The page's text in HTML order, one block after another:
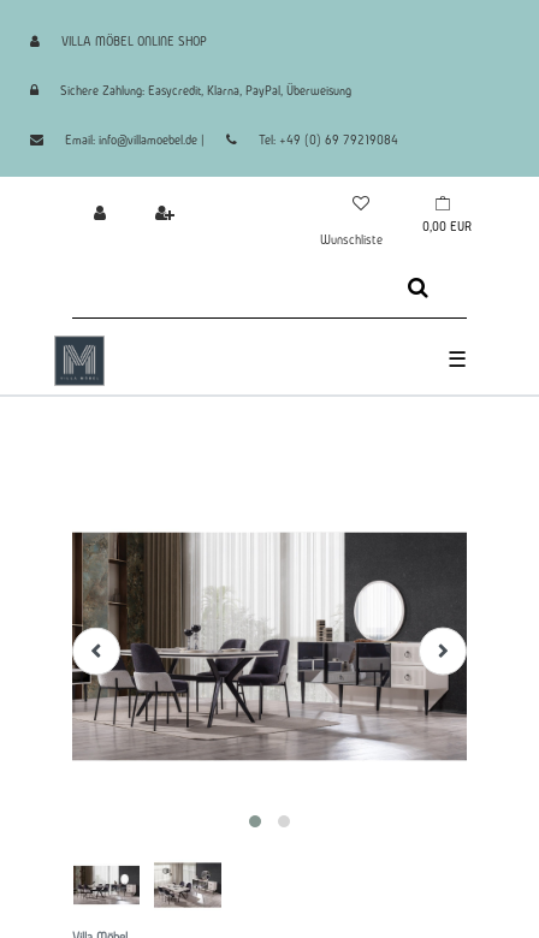
VILLA MÖBEL ONLINE SHOP
Sichere Zahlung: Easycredit, Klarna, PayPal, Überweisung
Email: info@villamoebel.de | Tel: +49 (0) 69 79219084
☰
Wunschliste
0,00 EUR